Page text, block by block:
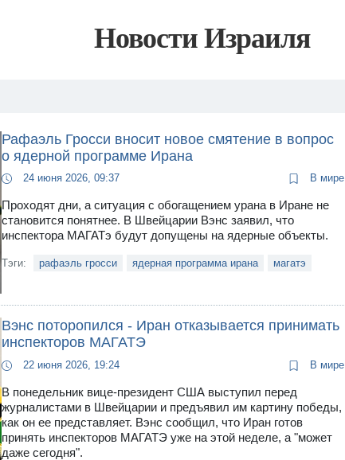
Новости Израиля
Рафаэль Гросси вносит новое смятение в вопрос
о ядерной программе Ирана
24 июня 2026, 09:37 В мире
Проходят дни, а ситуация с обогащением урана в Иране не
становится понятнее. В Швейцарии Вэнс заявил, что
инспектора МАГАТэ будут допущены на ядерные объекты.
Тэги: рафаэль гросси ядерная программа ирана магатэ
Вэнс поторопился - Иран отказывается принимать
инспекторов МАГАТЭ
22 июня 2026, 19:24 В мире
В понедельник вице-президент США выступил перед
журналистами в Швейцарии и предъявил им картину победы,
как он ее представляет. Вэнс сообщил, что Иран готов
принять инспекторов МАГАТЭ уже на этой неделе, а "может
даже сегодня".